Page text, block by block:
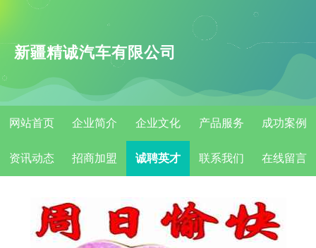
新疆精诚汽车有限公司
网站首页 企业简介 企业文化 产品服务 成功案例
资讯动态 招商加盟 诚聘英才 联系我们 在线留言